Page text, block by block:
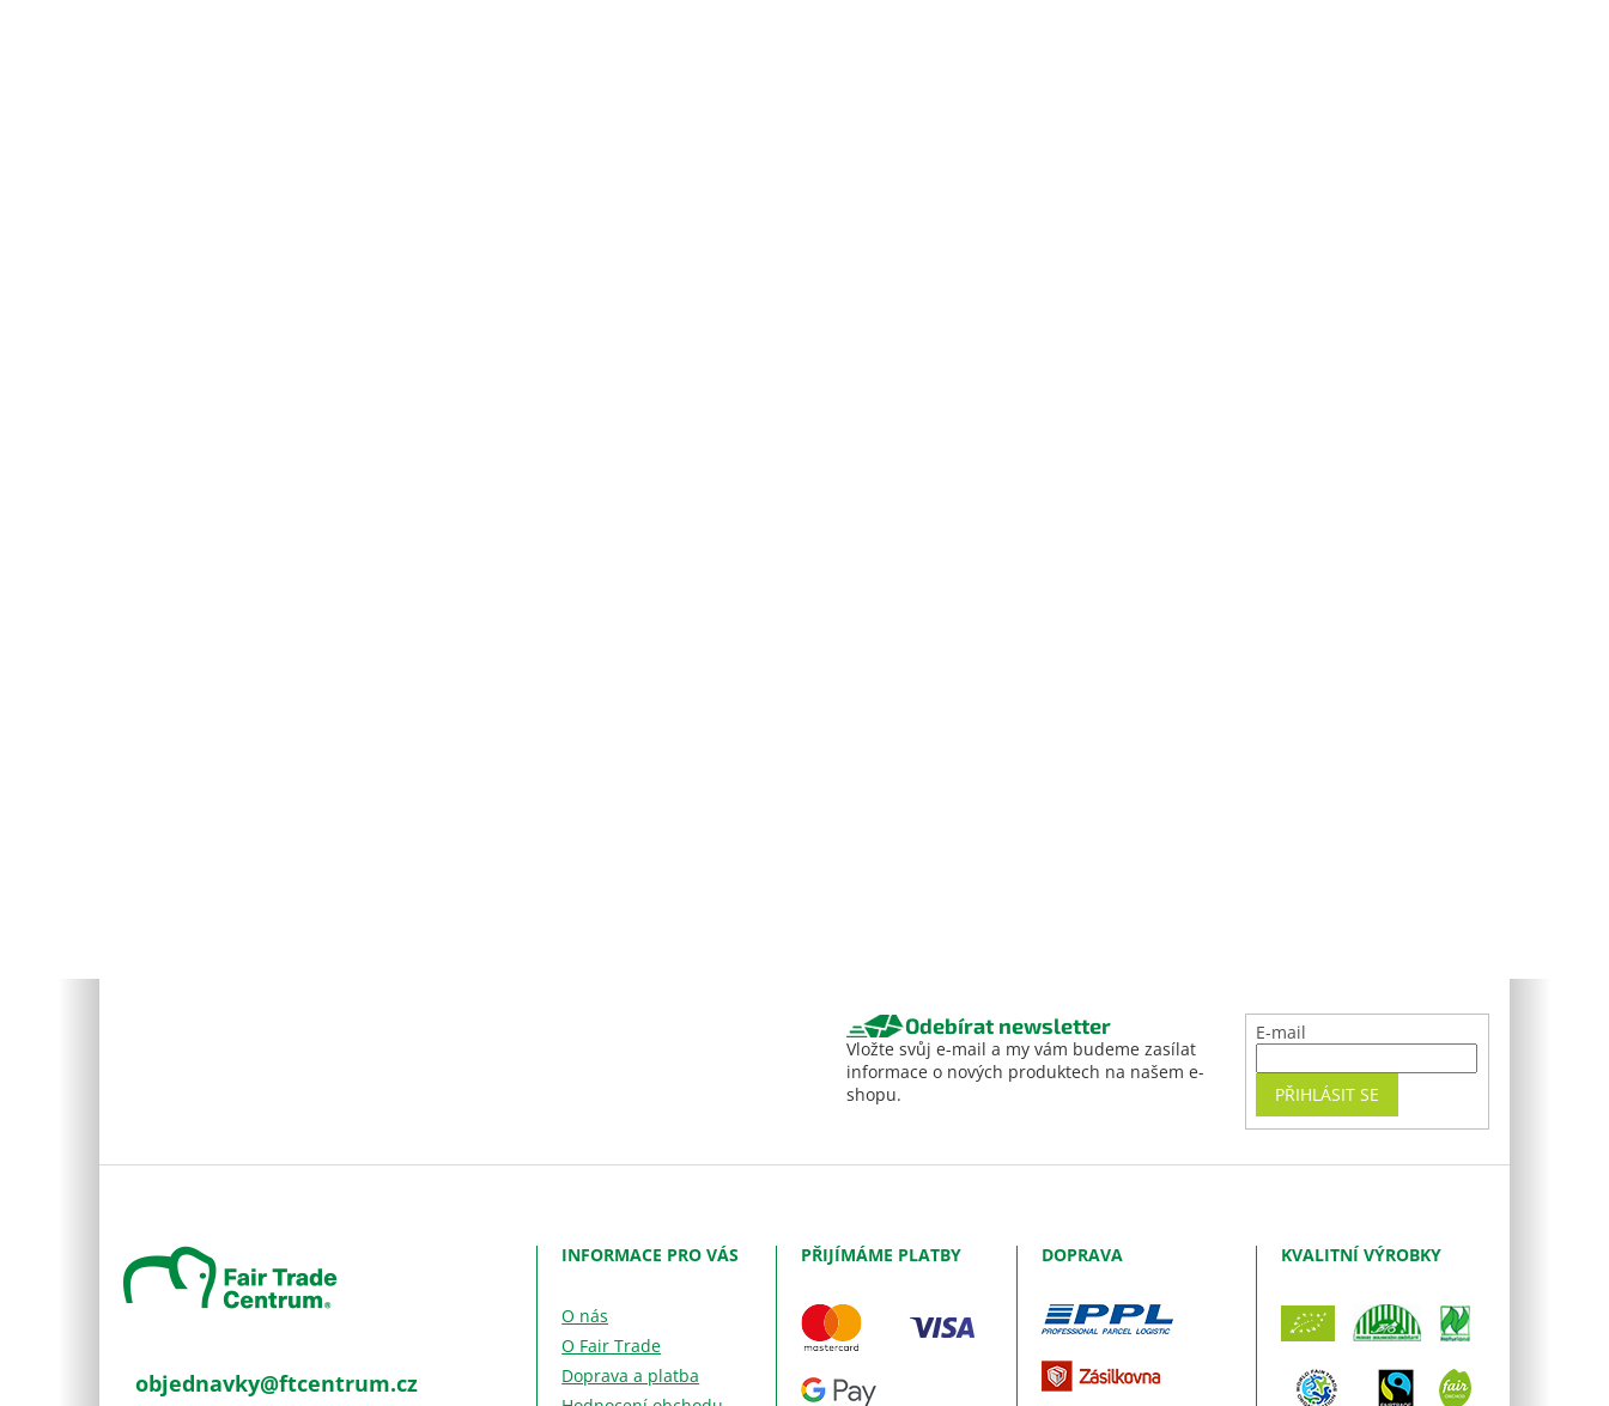
Odebírat newsletter
Vložte svůj e-mail a my vám budeme zasílat
informace o nových produktech na našem e-
shopu.
E-mail
PŘIHLÁSIT SE
objednavky@ftcentrum.cz
INFORMACE PRO VÁS
O nás
O Fair Trade
Doprava a platba
PŘIJÍMÁME PLATBY DOPRAVA KVALITNÍ VÝROBKY